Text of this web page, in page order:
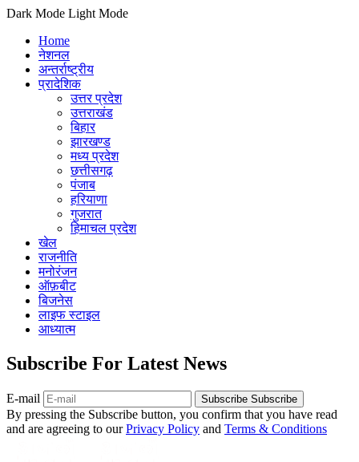
Dark Mode Light Mode
Home
नेशनल
अन्तर्राष्ट्रीय
प्रादेशिक
उत्तर प्रदेश
उत्तराखंड
बिहार
झारखण्ड
मध्य प्रदेश
छत्तीसगढ़
पंजाब
हरियाणा
गुजरात
हिमाचल प्रदेश
खेल
राजनीति
मनोरंजन
ऑफ़बीट
बिजनेस
लाइफ स्टाइल
आध्यात्म
Subscribe For Latest News
E-mail Subscribe Subscribe
By pressing the Subscribe button, you confirm that you have read
and are agreeing to ourPrivacy Policy and Terms & Conditions